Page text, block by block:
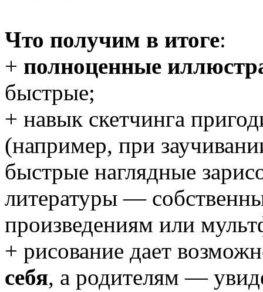
Что получим в итоге:
+ полноценные
быстрые;
+ навык скетчинга
(например, при
быстрые наглядные
литературы —
произведениям или
+ рисование дает
себя, а родителям —